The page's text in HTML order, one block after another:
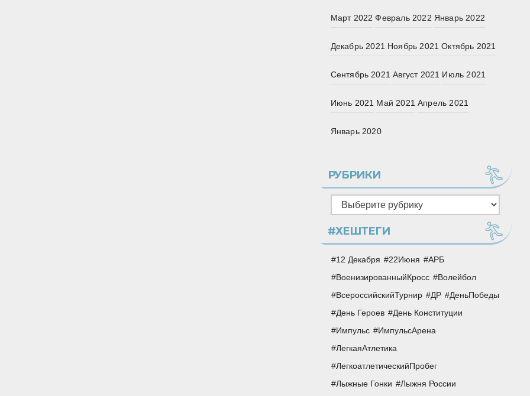
Март 2022 Февраль 2022 Январь 2022
Декабрь 2021 Ноябрь 2021 Октябрь 2021
Сентябрь 2021 Август 2021 Июль 2021
Июнь 2021 Май 2021 Апрель 2021
Январь 2020
РУБРИКИ
Рубрики
#ХЕШТЕГИ
12 Декабря 22Июня
АРБ
ВоенизированныйКросс
Волейбол
ВсероссийскийТурнир
ДР
ДеньПобеды
День Героев
День Конституции
Импульс
ИмпульсАрена
ЛегкаяАтлетика
ЛегкоатлетическийПробег
Лыжные Гонки
Лыжня России